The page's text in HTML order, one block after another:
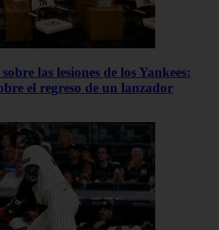
las lesiones de los Yankees:
el regreso de un lanzador